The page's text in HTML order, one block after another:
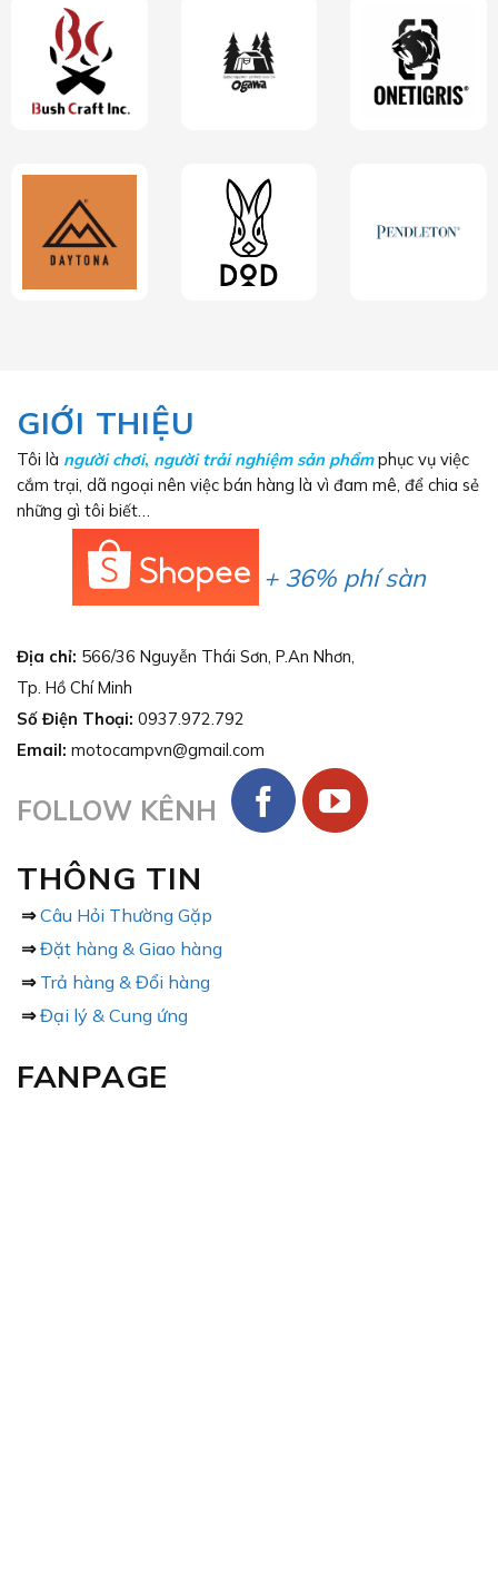
GIỚI THIỆU
Tôi là người chơi, người trải nghiệm sản phẩmphục vụ việc
cắm trại, dã ngoại nên việc bán hàng là vì đam mê, để chia sẻ
những gì tôi biết…
+ 36% phí sàn
Địa chỉ: 566/36 Nguyễn Thái Sơn, P.An Nhơn,
Tp. Hồ Chí Minh
Số Điện Thoại: 0937.972.792
Email: motocampvn@gmail.com
FOLLOW KÊNH
THÔNG TIN
⇒ Câu Hỏi Thường Gặp
⇒ Đặt hàng & Giao hàng
⇒ Trả hàng & Đổi hàng
⇒ Đại lý & Cung ứng
FANPAGE